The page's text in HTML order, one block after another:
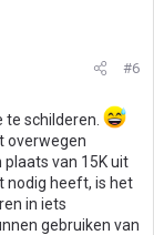
#6
schilderen.
overwegen
van 15K uit
nodig heeft, is het
in iets
gebruiken van